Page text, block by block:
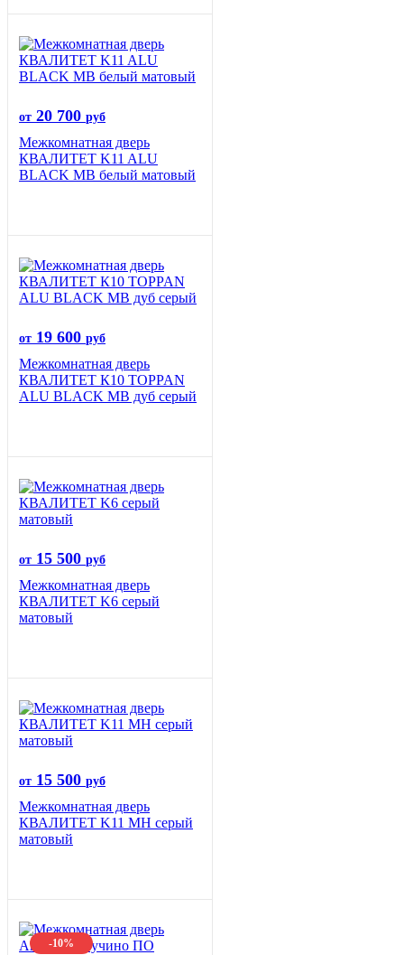
от 20 700 руб
Межкомнатная дверь
КВАЛИТЕТ K11 ALU
BLACK MB белый матовый
от 19 600 руб
Межкомнатная дверь
КВАЛИТЕТ К10 TOPPAN
ALU BLACK MB дуб серый
от 15 500 руб
Межкомнатная дверь
КВАЛИТЕТ K6 серый
матовый
от 15 500 руб
Межкомнатная дверь
КВАЛИТЕТ K11 MH серый
матовый
-10%